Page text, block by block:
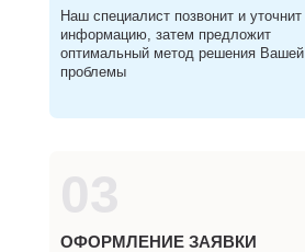
Наш специалист позвонит и уточнит
информацию, затем предложит
оптимальный метод решения Вашей
проблемы
ОФОРМЛЕНИЕ ЗАЯВКИ